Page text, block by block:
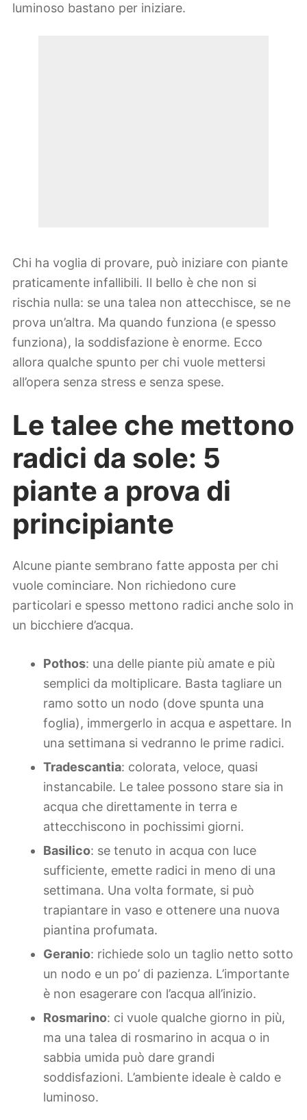
luminoso bastano per iniziare.
Chi ha voglia di provare, può iniziare con piante
praticamente infallibili. Il bello è che non si
rischia nulla: se una talea non attecchisce, se ne
prova un’altra. Ma quando funziona (e spesso
funziona), la soddisfazione è enorme. Ecco
allora qualche spunto per chi vuole mettersi
all’opera senza stress e senza spese.
Le talee che mettono
radici da sole: 5
piante a prova di
principiante
Alcune piante sembrano fatte apposta per chi
vuole cominciare. Non richiedono cure
particolari e spesso mettono radici anche solo in
un bicchiere d’acqua.
Pothos: una delle piante più amate e più
semplici da moltiplicare. Basta tagliare un
ramo sotto un nodo (dove spunta una
foglia), immergerlo in acqua e aspettare. In
una settimana si vedranno le prime radici.
Tradescantia: colorata, veloce, quasi
instancabile. Le talee possono stare sia in
acqua che direttamente in terra e
attecchiscono in pochissimi giorni.
Basilico: se tenuto in acqua con luce
sufficiente, emette radici in meno di una
settimana. Una volta formate, si può
trapiantare in vaso e ottenere una nuova
piantina profumata.
Geranio: richiede solo un taglio netto sotto
un nodo e un po’ di pazienza. L’importante
è non esagerare con l’acqua all’inizio.
Rosmarino: ci vuole qualche giorno in più,
ma una talea di rosmarino in acqua o in
sabbia umida può dare grandi
soddisfazioni. L’ambiente ideale è caldo e
luminoso.